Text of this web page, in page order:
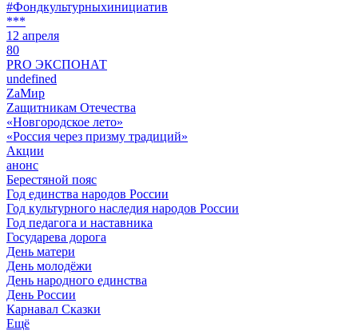
#Фондкультурныхинициатив
***
12 апреля
80
PRO ЭКСПОНАТ
undefined
ZaМир
Zащитникам Отечества
«Новгородское лето»
«Россия через призму традиций»
Акции
анонс
Берестяной пояс
Год единства народов России
Год культурного наследия народов России
Год педагога и наставника
Государева дорога
День матери
День молодёжи
День народного единства
День России
Карнавал Сказки
Ещё